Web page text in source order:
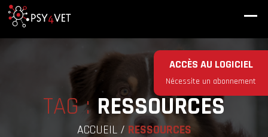
TAG :RESSOURCES
ACCUEIL/ RESSOURCES
ACCÈS AU LOGICIEL
Nécessite un abonnement